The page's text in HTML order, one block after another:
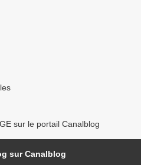
sur le portail Canalblog
sur Canalblog